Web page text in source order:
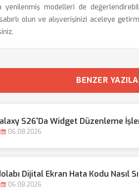
yenilenmiş modelleri de
olun ve alışverişinizi aceleye
BENZER
S26'da Widget Düzenleme
06.08.2026
Dijital Ekran Hata Kodu Nasıl
06.08.2026